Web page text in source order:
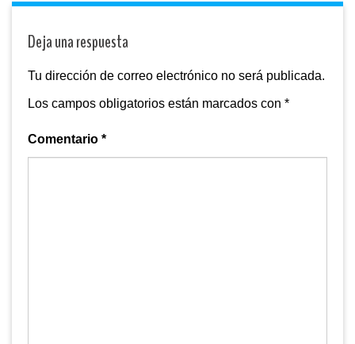
Deja una respuesta
Tu dirección de correo electrónico no será publicada.
Los campos obligatorios están marcados con *
Comentario *